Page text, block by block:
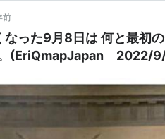
前
なった9月8日は 何と最初
。(EriQmapJapan 2022/